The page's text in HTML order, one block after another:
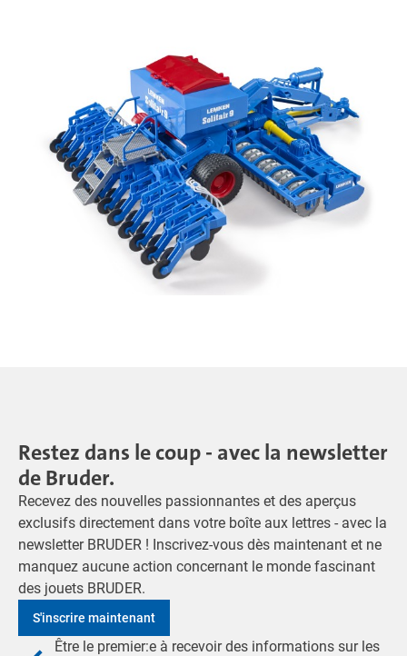
Restez dans le coup - avec la newsletter
de Bruder.
Recevez des nouvelles passionnantes et des aperçus
exclusifs directement dans votre boîte aux lettres - avec la
newsletter BRUDER ! Inscrivez-vous dès maintenant et ne
manquez aucune action concernant le monde fascinant
des jouets BRUDER.
S'inscrire maintenant
Être le premier:e à recevoir des informations sur les